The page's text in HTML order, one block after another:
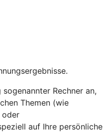
Rechner an,
Themen (wie
oder
auf Ihre persönliche